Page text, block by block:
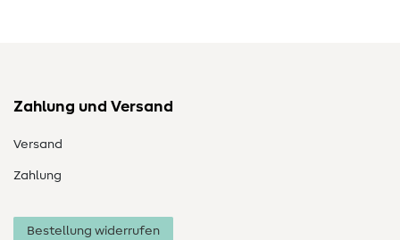
Zahlung und Versand
Versand
Zahlung
Bestellung widerrufen